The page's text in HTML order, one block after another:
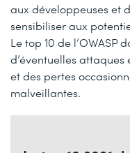
aux développeuses et
sensibiliser aux
Le top 10 de l’OWASP
d’éventuelles
et des pertes
malveillantes.